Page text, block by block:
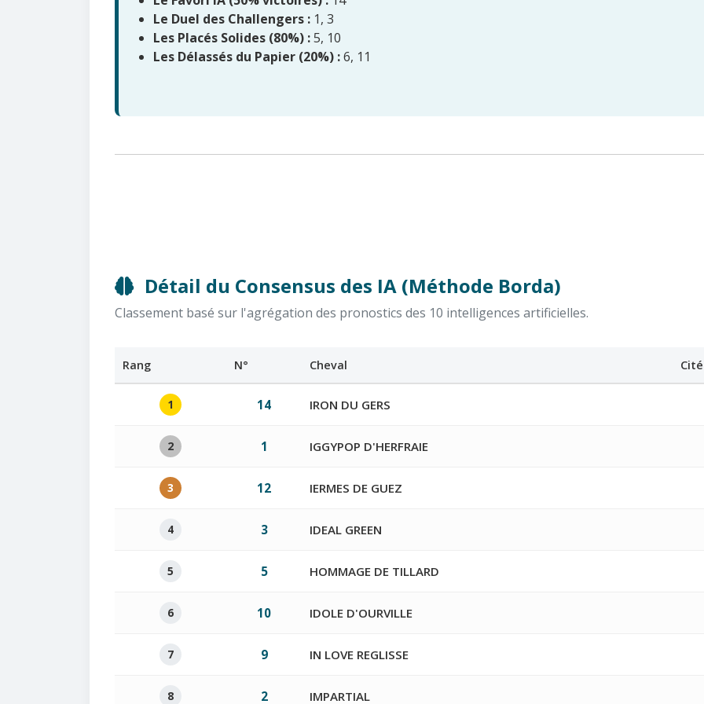
Le Duel des Challengers : 1, 3
Les Placés Solides (80%) :5, 10
Les Délassés du Papier (20%) :6, 11
Détail du Consensus des IA (Méthode Borda)
Classement basé sur l'agrégation des pronostics des 10 intelligences artificielles.
Rang N° Cheval Cité
1 14 IRON DU GERS
2 1 IGGYPOP D'HERFRAIE
3 12 IERMES DE GUEZ
4 3 IDEAL GREEN
5 5 HOMMAGE DE TILLARD
6 10 IDOLE D'OURVILLE
7 9 IN LOVE REGLISSE
8 2 IMPARTIAL